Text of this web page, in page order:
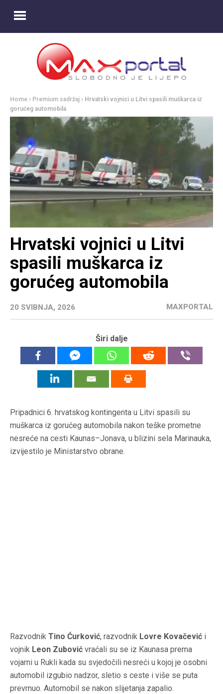
Home Premium sadržaj
Hrvatski vojnici u Litvi spasili muškarca iz
gorućeg automobila
Hrvatski vojnici u Litvi
spasili muškarca iz
gorućeg automobila
20 SVIBNJA, 2026 MAXPORTAL
Širi dalje
Pripadnici 6. hrvatskog kontingenta u Litvi spasili su
muškarca iz gorućeg automobila nakon teške prometne
nesreće na cesti Kaunas–Jonava, u blizini sela Marinauka,
izvijestilo je Ministarstvo obrane.
Razvodnik Tino Ćurković, razvodnik Lovre Kovačević i
vojnik Leon Zubović vraćali su se iz Kaunasa prema
vojarni u Rukli kada su svjedočili nesreći u kojoj je osobni
automobil izgubio nadzor, sletio s ceste i više se puta
prevrnuo. Automobil se nakon slijetanja zapalio.